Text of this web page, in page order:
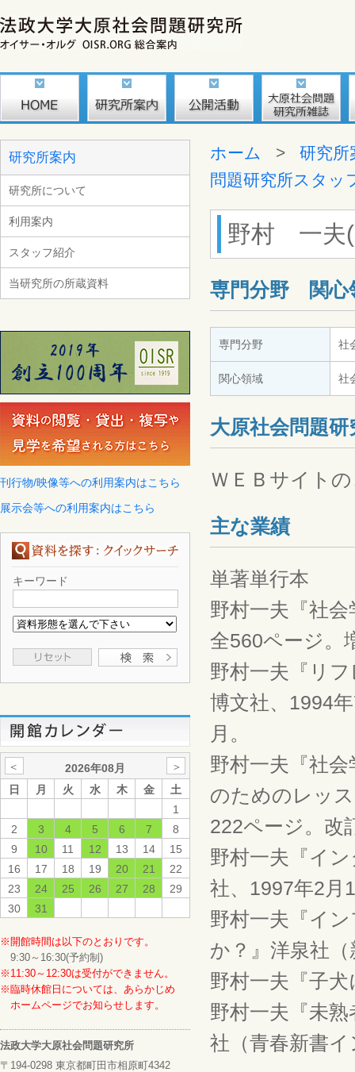
研究所案内
研究所について
利用案内
スタッフ紹介
当研究所の所蔵資料
刊行物/映像等への利用案内はこちら
展示会等への利用案内はこちら
キーワード
＜ 2026年08月
＞
日
月 火 水 木 金
土
1
2
3 4 5 6 7
8
9
10 11 12 13 14
15
16
17 18 19 20 21
22
23
24 25 26 27 28
29
30
31
※開館時間は以下のとおりです。
9:30～16:30(予約制)
※11:30～12:30は受付ができません。
※臨時休館日については、あらかじめ
ホームページでお知らせします。
法政大学大原社会問題研究所
〒194-0298 東京都町田市相原町4342
ホーム > 研究所
問題研究所スタッ
野村 一夫
専門分野 関心
専門分野 社
関心領域 社
大原社会問題
ＷＥＢサイト
主な業績
単著単行本
野村一夫『社
全560ページ。
野村一夫『リ
博文社、1994
月。
野村一夫『社
のためのレッ
222ページ。改
野村一夫『イ
社、1997年2月
野村一夫『イ
か？』洋泉社
野村一夫『子
野村一夫『未
社（青春新書